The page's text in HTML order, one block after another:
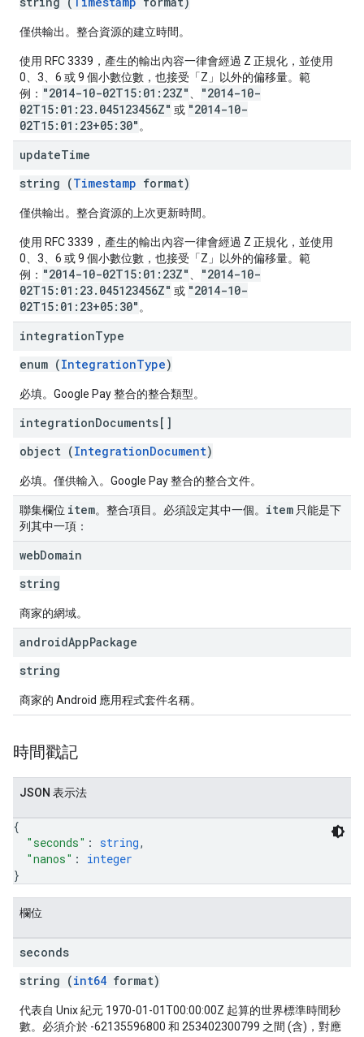
僅供輸出。整合資源的建立時間。
使用 RFC 3339，產生的輸出內容一律會經過 Z 正規化，並使用
0、3、6 或 9 個小數位數，也接受「Z」以外的偏移量。範
例： "2014-10-02T15:01:23Z"
"2014-10-
02T15:01:23.045123456Z" 或 "2014-10-
02T15:01:23+05:30" 。
updateTime
string (Timestamp format)
僅供輸出。整合資源的上次更新時間。
使用 RFC 3339，產生的輸出內容一律會經過 Z 正規化，並使用
0、3、6 或 9 個小數位數，也接受「Z」以外的偏移量。範
例： "2014-10-02T15:01:23Z"
"2014-10-
02T15:01:23.045123456Z" 或 "2014-10-
02T15:01:23+05:30" 。
integrationType
enum (IntegrationType)
必填。Google Pay 整合的整合類型。
integrationDocuments[]
object (IntegrationDocument)
必填。僅供輸入。Google Pay 整合的整合文件。
聯集欄位 item。整合項目。必須設定其中一個。 item 只能是下
列其中一項：
webDomain
string
商家的網域。
androidAppPackage
string
商家的 Android 應用程式套件名稱。
時間戳記
JSON 表示法
{
"seconds" : string,
"nanos" : integer
}
欄位
seconds
string (int64 format)
代表自 Unix 紀元 1970-01-01T00:00:00Z 起算的世界標準時間秒
數。必須介於 -62135596800 和 253402300799 之間 (含)，對應